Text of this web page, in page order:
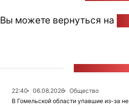
Вы можете вернуться на
22:40 06.08.2026
Общество
В Гомельской области упавшие из-за